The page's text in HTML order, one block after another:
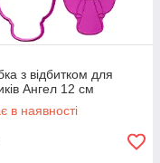
з відбитком для
Ангел 12 см
в наявності